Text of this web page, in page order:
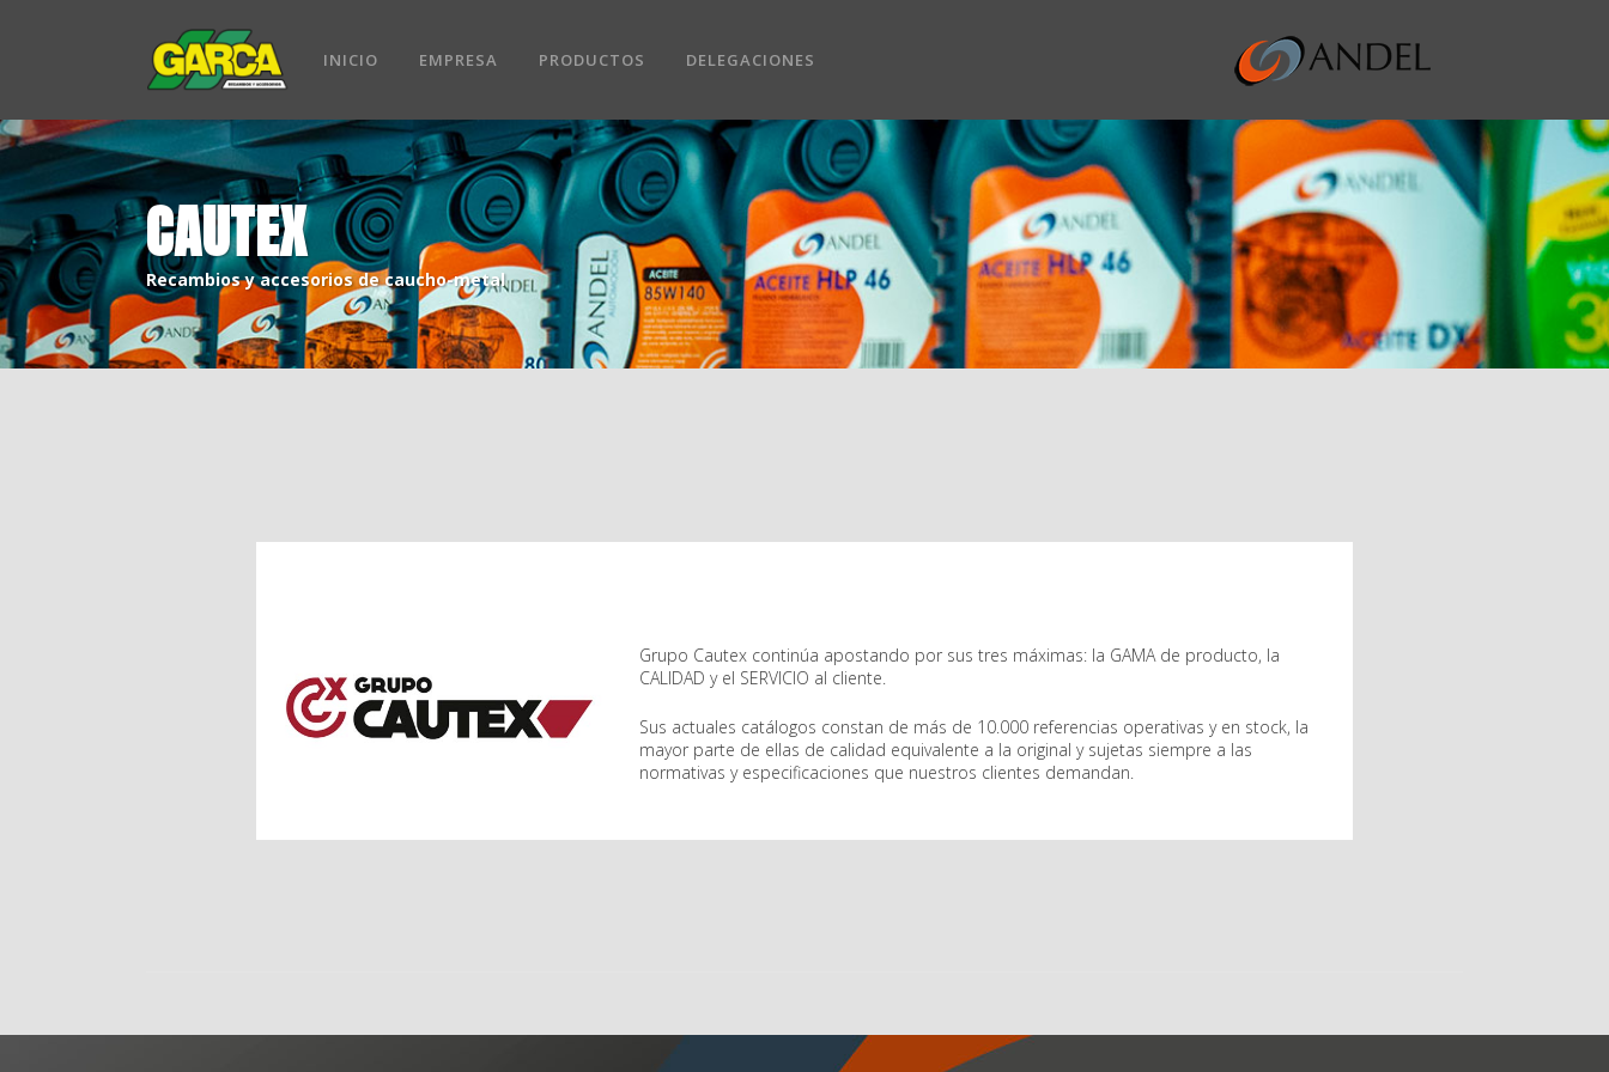
INICIO EMPRESA PRODUCTOS DELEGACIONES
CAUTEX
Recambios y accesorios de caucho-metal
Grupo Cautex continúa apostando por sus tres máximas: la GAMA de producto, la
CALIDAD y el SERVICIO al cliente.
Sus actuales catálogos constan de más de 10.000 referencias operativas y en stock, la
mayor parte de ellas de calidad equivalente a la original y sujetas siempre a las
normativas y especificaciones que nuestros clientes demandan.